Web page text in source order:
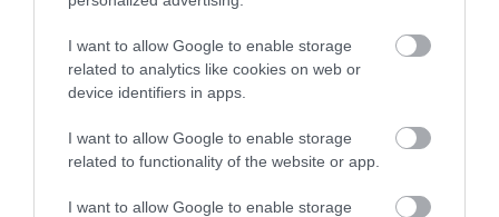
I want to allow Google to enable storage
related to analytics like cookies on web or
device identifiers in apps.
I want to allow Google to enable storage
related to functionality of the website or app.
I want to allow Google to enable storage
ÚJ 3 CSILLAGOS, KÖRNYEZETBARÁT
SZÁLLODA ÉPÜL KECSKEMÉT AQUA HOTEL
írta Admin
A Kecskemét Aqua Hotel 3 csillagos egysége